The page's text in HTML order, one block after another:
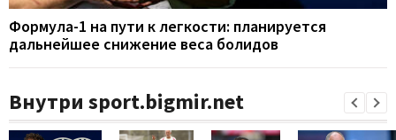
Формула-1 на пути к легкости: планируется
дальнейшее снижение веса болидов
Внутри sport.bigmir.net